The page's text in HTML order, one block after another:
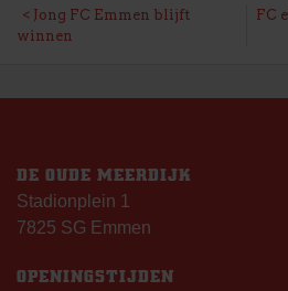
BERICHT
Jong FC Emmen blijft
winnen
FC
DE OUDE MEERDIJK
Stadionplein 1
7825 SG Emmen
OPENINGSTIJDEN